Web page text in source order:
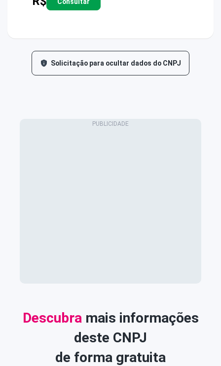
Solicitação para ocultar dados do CNPJ
Descubra mais informações
deste CNPJ
de forma gratuita